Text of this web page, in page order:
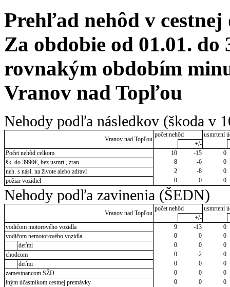
Prehľad nehôd v cestnej
Za obdobie od 01.01. do
rovnakým obdobím
Vranov nad Topľou
Nehody podľa následkov (škoda v
Vranov nad Topľou
počet nehôd
usmrtení
+/-
Počet nehôd celkom
10 -15
0
šk. do 3990€, bez usmrt., zran.
8 -6
0
neh. s násl. na živote alebo zdraví
2 -8
0
požiar vozidiel
0 0 0
Nehody podľa zavinenia (ŠEDN)
Vranov nad Topľou
počet nehôd
usmrtení
+/-
vodičom motorového vozidla
9 -13
0
vodičom nemotorového vozidla
0 0
0
deťmi
0 0
0
chodcom
0 -2
0
deťmi
0 0
0
zamestnancom SŽD
0 0
0
iným účastníkom cestnej premávky
0 0
0